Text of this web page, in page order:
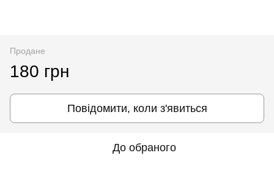
Продане
180 грн
Повідомити, коли з'явиться
До обраного